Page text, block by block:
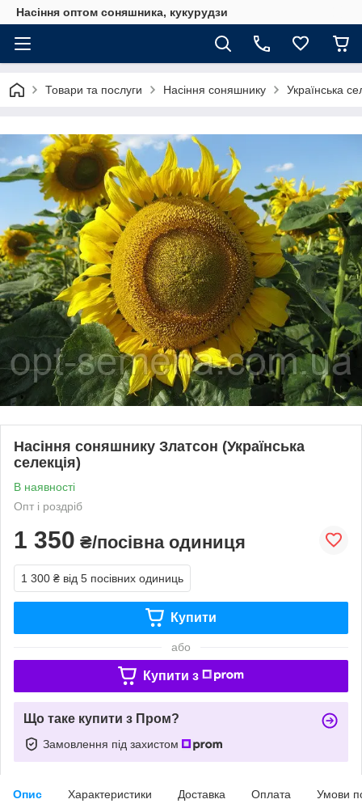
Насіння оптом соняшника, кукурудзи
Товари та послуги Насіння соняшнику Українська
Насіння соняшнику Златсон (Українська
селекція)
В наявності
Опт і роздріб
1 350 ₴/посівна одиниця
1 300 ₴ від 5 посівних одиниць
Купити
або
Купити з
Що таке купити з Пром?
Замовлення під захистом
Опис Характеристики Доставка Оплата Умови